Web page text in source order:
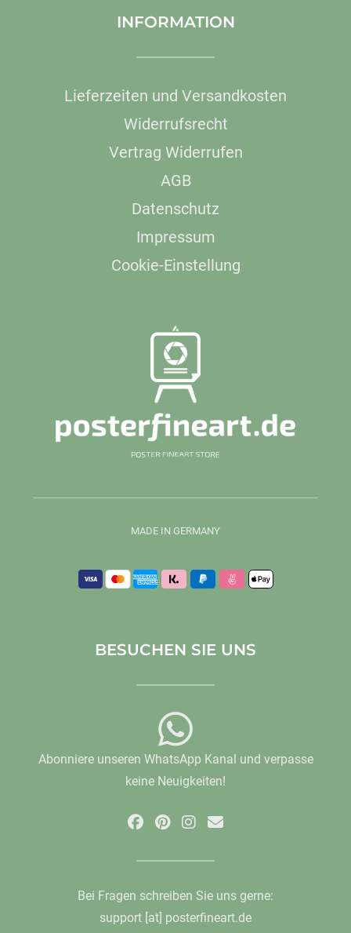
INFORMATION
Lieferzeiten und Versandkosten
Widerrufsrecht
Vertrag Widerrufen
AGB
Datenschutz
Impressum
Cookie-Einstellung
MADE IN GERMANY
BESUCHEN SIE UNS
Abonniere unseren WhatsApp Kanal und verpasse
keine Neuigkeiten!
Bei Fragen schreiben Sie uns gerne:
support [at] posterfineart.de